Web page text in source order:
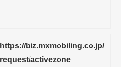
https://biz.mxmobiling.co.jp/
request/activezone